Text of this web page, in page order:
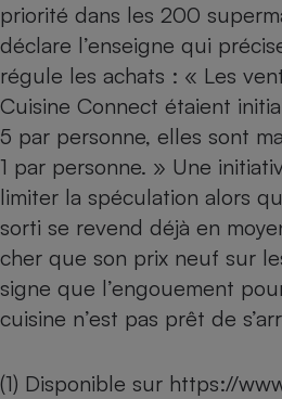
priorité dans les 200
déclare l’enseigne qui
régule les achats : « Les
Cuisine Connect étaient
5 par personne, elles sont
1 par personne. » Une
limiter la spéculation alors
sorti se revend déjà en
cher que son prix neuf sur
signe que l’engouement
cuisine n’est pas prêt de
(1) Disponible sur https://